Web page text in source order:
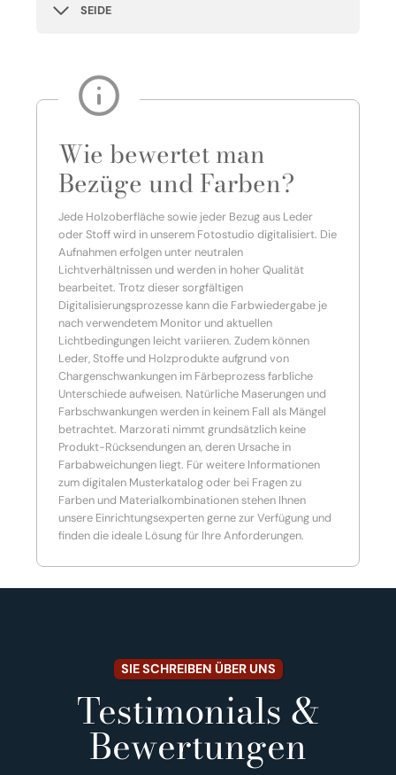
SEIDE
Wie bewertet man
Bezüge und Farben?
Jede Holzoberfläche sowie jeder Bezug aus Leder
oder Stoff wird in unserem Fotostudio digitalisiert. Die
Aufnahmen erfolgen unter neutralen
Lichtverhältnissen und werden in hoher Qualität
bearbeitet. Trotz dieser sorgfältigen
Digitalisierungsprozesse kann die Farbwiedergabe je
nach verwendetem Monitor und aktuellen
Lichtbedingungen leicht variieren. Zudem können
Leder, Stoffe und Holzprodukte aufgrund von
Chargenschwankungen im Färbeprozess farbliche
Unterschiede aufweisen. Natürliche Maserungen und
Farbschwankungen werden in keinem Fall als Mängel
betrachtet. Marzorati nimmt grundsätzlich keine
Produkt-Rücksendungen an, deren Ursache in
Farbabweichungen liegt. Für weitere Informationen
zum digitalen Musterkatalog oder bei Fragen zu
Farben und Materialkombinationen stehen Ihnen
unsere Einrichtungsexperten gerne zur Verfügung und
finden die ideale Lösung für Ihre Anforderungen.
SIE SCHREIBEN ÜBER UNS
Testimonials &
Bewertungen